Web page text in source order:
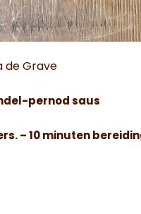
de Grave
pernod saus
– 10 minuten